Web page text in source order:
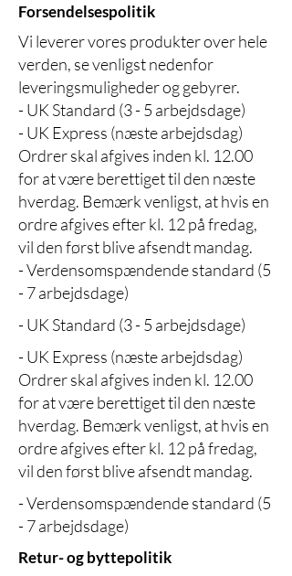
Forsendelsespolitik
Vi leverer vores produkter over hele
verden, se venligst nedenfor
leveringsmuligheder og gebyrer.
- UK Standard (3 - 5 arbejdsdage)
- UK Express (næste arbejdsdag)
Ordrer skal afgives inden kl. 12.00
for at være berettiget til den næste
hverdag. Bemærk venligst, at hvis en
ordre afgives efter kl. 12 på fredag,
vil den først blive afsendt mandag.
- Verdensomspændende standard (5
- 7 arbejdsdage)
- UK Standard (3 - 5 arbejdsdage)
- UK Express (næste arbejdsdag)
Ordrer skal afgives inden kl. 12.00
for at være berettiget til den næste
hverdag. Bemærk venligst, at hvis en
ordre afgives efter kl. 12 på fredag,
vil den først blive afsendt mandag.
- Verdensomspændende standard (5
- 7 arbejdsdage)
Retur- og byttepolitik